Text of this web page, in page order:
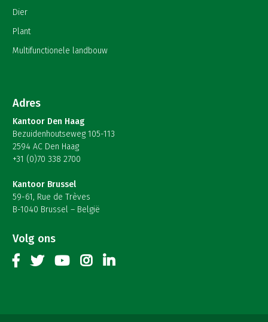
Dier
Plant
Multifunctionele landbouw
Adres
Kantoor Den Haag
Bezuidenhoutseweg 105-113
2594 AC Den Haag
+31 (0)70 338 2700
Kantoor Brussel
59-61, Rue de Trèves
B-1040 Brussel – België
Volg ons